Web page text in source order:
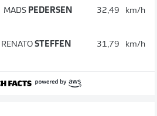
MADS PEDERSEN 32,49 km/h
RENATO STEFFEN 31,79 km/h